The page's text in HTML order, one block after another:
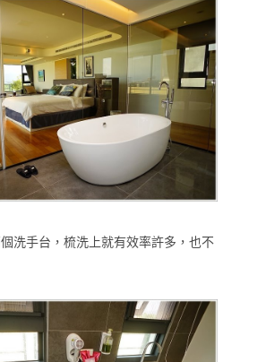
洗手台，梳洗上就有效率許多，也不